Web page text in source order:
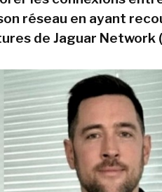
réseau en ayant
de Jaguar Network